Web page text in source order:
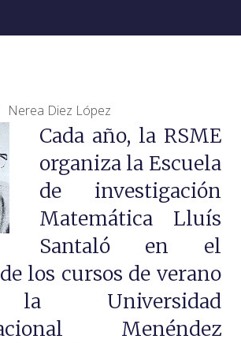
Nerea Diez López
Cada año, la RSME
organiza la Escuela
de investigación
Matemática Lluís
Santaló en el
los cursos de verano
Universidad
Menéndez